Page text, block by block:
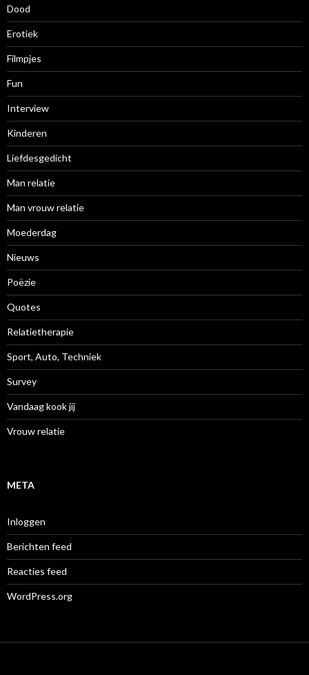
Dood
Erotiek
Filmpjes
Fun
Interview
Kinderen
Liefdesgedicht
Man relatie
Man vrouw relatie
Moederdag
Nieuws
Poëzie
Quotes
Relatietherapie
Sport, Auto, Techniek
Survey
Vandaag kook jij
Vrouw relatie
META
Inloggen
Berichten feed
Reacties feed
WordPress.org